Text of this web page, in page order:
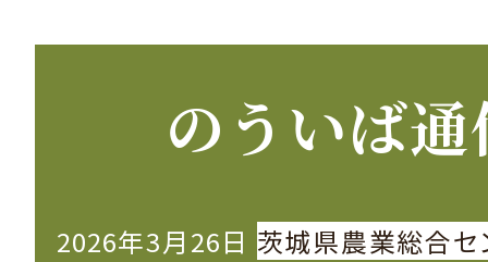
のういば
2026年3月26日 茨城県農業総合セ